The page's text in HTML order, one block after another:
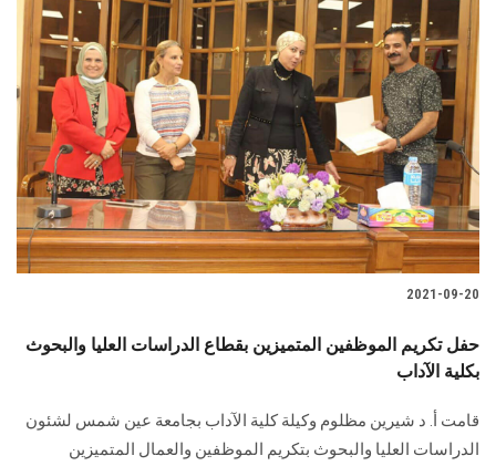
2021-09-20
حفل تكريم الموظفين المتميزين بقطاع الدراسات العليا والبحوث
بكلية الآداب
قامت أ. د شيرين مظلوم وكيلة كلية الآداب بجامعة عين شمس لشئون
الدراسات العليا والبحوث بتكريم الموظفين والعمال المتميزين